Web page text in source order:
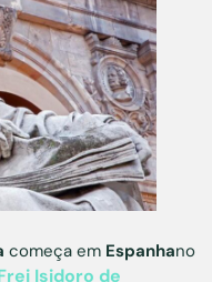
começa em Espanhano
Isidoro de